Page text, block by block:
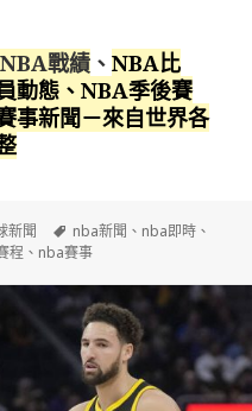
NBA戰績 、NBA比
動態、NBA季後賽
事新聞－來自世界各
新聞
標
籤
nba新聞 、 nba即時 、
程 、 nba賽事